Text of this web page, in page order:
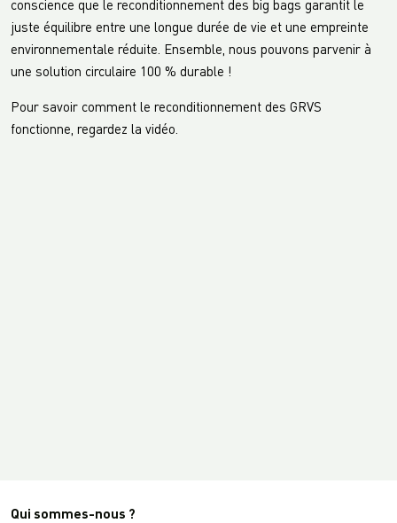
conscience que le reconditionnement des big bags garantit le
juste équilibre entre une longue durée de vie et une empreinte
environnementale réduite. Ensemble, nous pouvons parvenir à
une solution circulaire 100 % durable !
Pour savoir comment le reconditionnement des GRVS
fonctionne, regardez la vidéo.
Qui sommes-nous ?